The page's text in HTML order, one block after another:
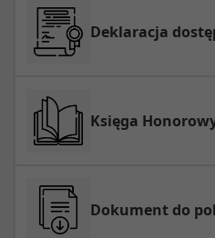
Deklaracja
Księga
Dokument do